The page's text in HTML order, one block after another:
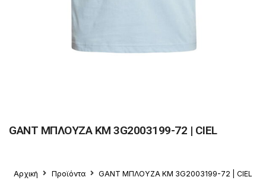
GANT ΜΠΛΟΥΖΑ ΚΜ 3G2003199-72 | CIEL
Αρχική Προϊόντα GANT ΜΠΛΟΥΖΑ ΚΜ 3G2003199-72 | CIEL